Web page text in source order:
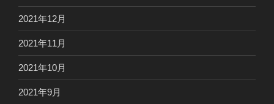
2021年12月
2021年11月
2021年10月
2021年9月